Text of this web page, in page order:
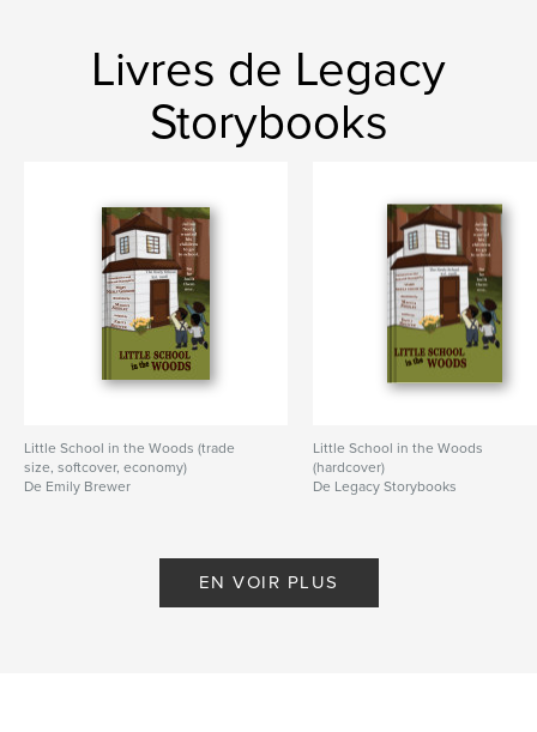
Livres de Legacy
Storybooks
Little School in the Woods (trade
size, softcover, economy)
De Emily Brewer
Little School in the Woods
(hardcover)
De Legacy Storybooks
EN VOIR PLUS